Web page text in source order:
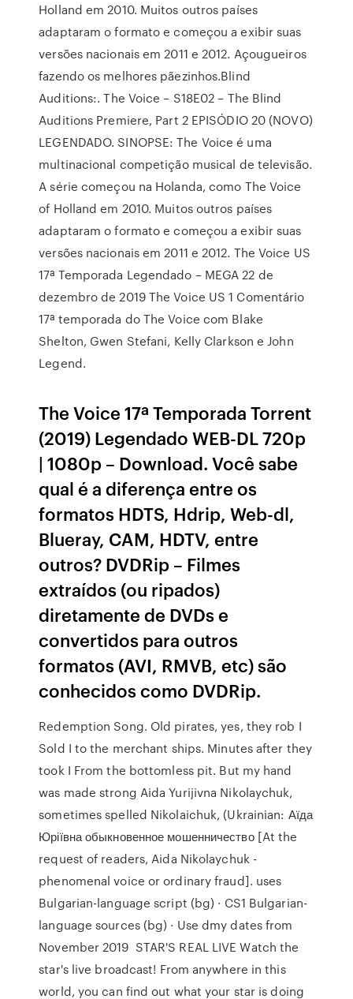
Holland em 2010. Muitos outros países
adaptaram o formato e começou a exibir suas
versões nacionais em 2011 e 2012. Açougueiros
fazendo os melhores pãezinhos.Blind
Auditions:. The Voice – S18E02 – The Blind
Auditions Premiere, Part 2 EPISÓDIO 20 (NOVO)
LEGENDADO. SINOPSE: The Voice é uma
multinacional competição musical de televisão.
A série começou na Holanda, como The Voice
of Holland em 2010. Muitos outros países
adaptaram o formato e começou a exibir suas
versões nacionais em 2011 e 2012. The Voice US
17ª Temporada Legendado – MEGA 22 de
dezembro de 2019 The Voice US 1 Comentário
17ª temporada do The Voice com Blake
Shelton, Gwen Stefani, Kelly Clarkson e John
Legend.
The Voice 17ª Temporada Torrent
(2019) Legendado WEB-DL 720p
| 1080p – Download. Você sabe
qual é a diferença entre os
formatos HDTS, Hdrip, Web-dl,
Blueray, CAM, HDTV, entre
outros? DVDRip – Filmes
extraídos (ou ripados)
diretamente de DVDs e
convertidos para outros
formatos (AVI, RMVB, etc) são
conhecidos como DVDRip.
Redemption Song. Old pirates, yes, they rob I
Sold I to the merchant ships. Minutes after they
took I From the bottomless pit. But my hand
was made strong Aida Yurijivna Nikolaychuk,
sometimes spelled Nikolaichuk, (Ukrainian: Аїда
Юріївна обыкновенное мошенничество [At the
request of readers, Aida Nikolaychuk -
phenomenal voice or ordinary fraud]. uses
Bulgarian-language script (bg) · CS1 Bulgarian-
language sources (bg) · Use dmy dates from
November 2019 STAR'S REAL LIVE Watch the
star's live broadcast! From anywhere in this
world, you can find out what your star is doing